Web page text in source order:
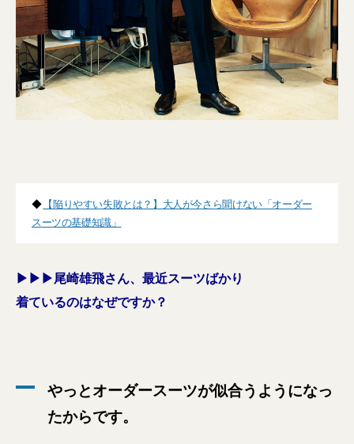
◆ 【陥りやすい失敗とは？】大人が今さら聞けない「オーダー
スーツの基礎知識」
▶︎▶︎▶︎尾崎雄飛さん、最近スーツばかり
着ているのはなぜですか？
やっとオーダースーツが似合うようになっ
たからです。